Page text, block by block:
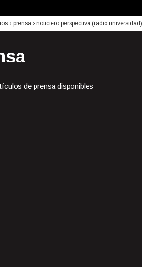
› prensa › noticiero perspectiva (radio universidad)
de prensa disponibles